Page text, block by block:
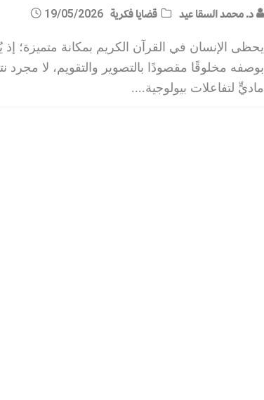
د. محمد السقا عيد قضايا فكرية 19/05/2026
يحظى الإنسان في القرآن الكريم بمكانة متميزة؛ إذ
بوصفه مخلوقًا مقصودًا بالتصوير والتقويم، لا مجرد
ماديٍّ لتفاعلات بيولوجية....